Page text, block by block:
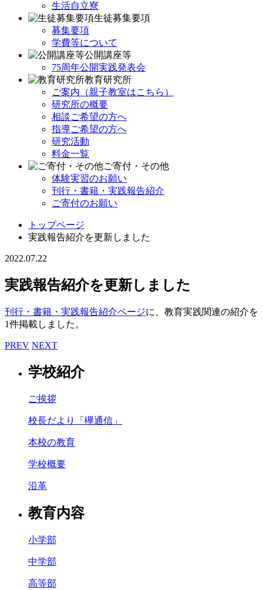
生活自立寮
生徒募集要項
募集要項
学費等について
公開講座等
75周年公開実践発表会
教育研究所
ご案内（親子教室はこちら）
研究所の概要
相談ご希望の方へ
指導ご希望の方へ
研究活動
料金一覧
ご寄付・その他
体験実習のお願い
刊行・書籍・実践報告紹介
ご寄付のお願い
トップページ
実践報告紹介を更新しました
2022.07.22
実践報告紹介を更新しました
刊行・書籍・実践報告紹介ページに、教育実践関連の紹介を
1件掲載しました。
PREV NEXT
学校紹介
ご挨拶
校長だより「欅通信」
本校の教育
学校概要
沿革
教育内容
小学部
中学部
高等部